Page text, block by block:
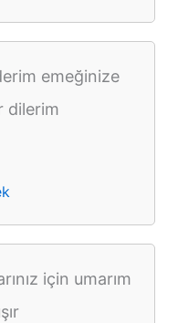
emeğinize
dilerim
için umarım